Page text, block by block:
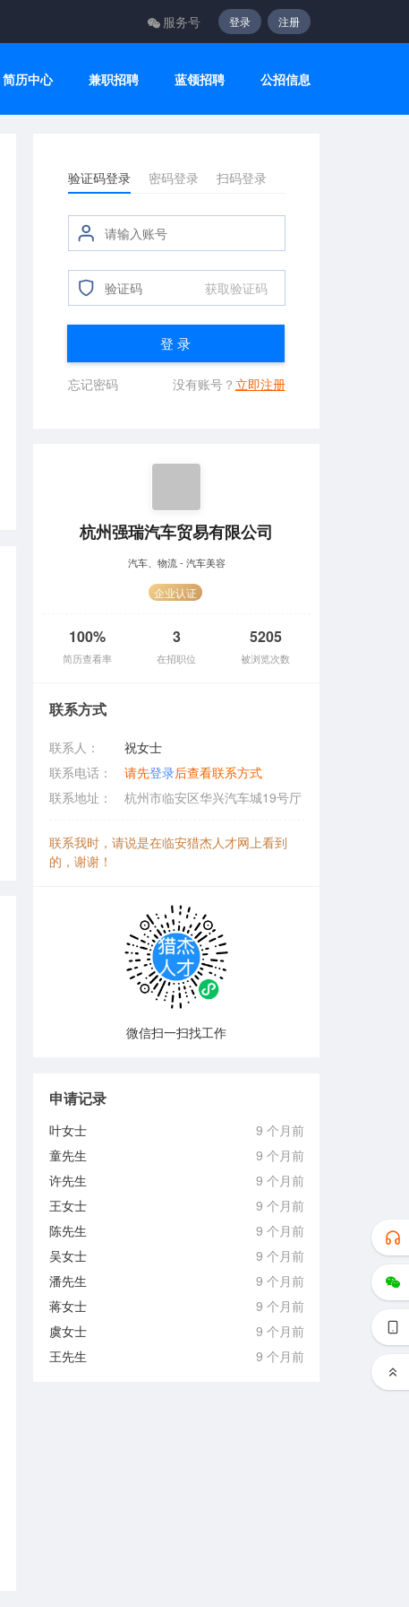
服务号 登录 注册
简历中心 兼职招聘 蓝领招聘 公招信息
验证码登录 密码登录 扫码登录
获取验证码
登 录
忘记密码 没有账号？ 立即注册
杭州强瑞汽车贸易有限公司
汽车、物流 - 汽车美容
企业认证
100%
简历查看率
3
在招职位
5205
被浏览次数
联系方式
联系人：
祝女士
联系电话：
请先登录后查看联系方式
联系地址：
杭州市临安区华兴汽车城19号厅
联系我时，请说是在临安猎杰人才网上看到
的，谢谢！
微信扫一扫找工作
申请记录
叶女士
9 个月前
童先生
9 个月前
许先生
9 个月前
王女士
9 个月前
陈先生
9 个月前
吴女士
9 个月前
潘先生
9 个月前
蒋女士
9 个月前
虞女士
9 个月前
王先生
9 个月前